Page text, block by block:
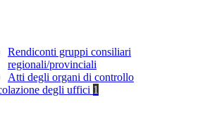
Rendiconti gruppi consiliari
regionali/provinciali
Atti degli organi di controllo
degli uffici 1